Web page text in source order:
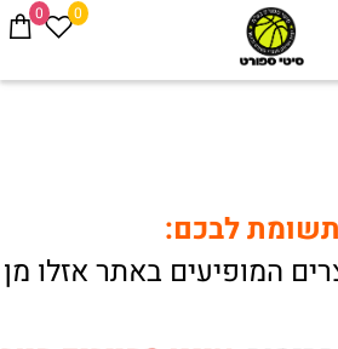
0 0
לבכם:
המופיעים באתר אזלו מן